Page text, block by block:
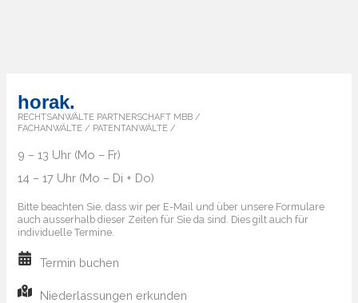
die
Markenländer
horak.
RECHTSANWÄLTE PARTNERSCHAFT MBB /
FACHANWÄLTE / PATENTANWÄLTE /
9 – 13 Uhr (Mo – Fr)
14 – 17 Uhr (Mo – Di + Do)
Bitte beachten Sie, dass wir per E-Mail und über unsere Formulare
auch ausserhalb dieser Zeiten für Sie da sind. Dies gilt auch für
individuelle Termine.
Termin buchen
Niederlassungen erkunden